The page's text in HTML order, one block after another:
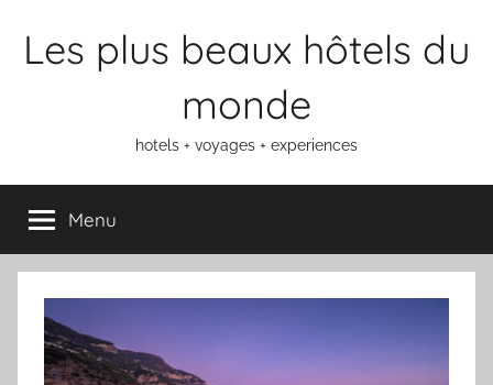
Les plus beaux hôtels du
monde
hotels + voyages + experiences
Menu